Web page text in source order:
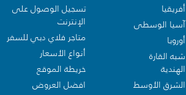
أفريقيا
آسيا الوسطى
أوروبا
شبه القارة
الهندية
الشرق الأوسط
تسجيل الوصول على
الإنترنت
متاجر فلاي دبي للسفر
أنواع الأسعار
خريطة الموقع
افضل العروض